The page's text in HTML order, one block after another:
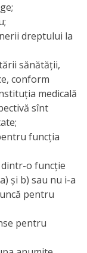
dreptului la
sănătăţii,
conform
medicală
sînt
funcţia
o funcţie
şi b) sau nu i-a
pentru
pentru